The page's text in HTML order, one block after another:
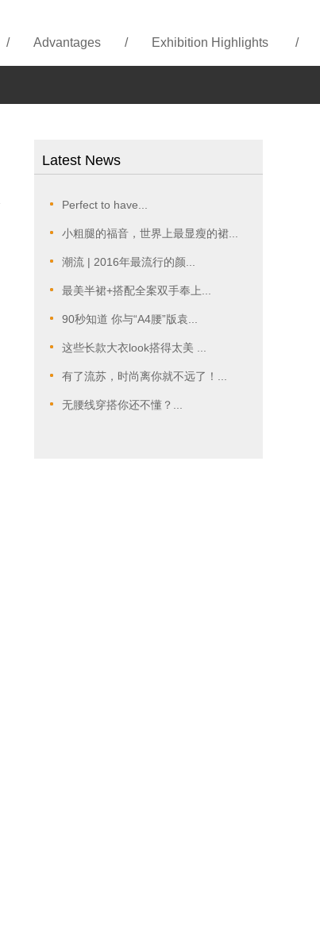
/ Advantages / Exhibition Highlights /
Latest News
Perfect to have...
小粗腿的福音，世界上最显瘦的裙...
潮流 | 2016年最流行的颜...
最美半裙+搭配全案双手奉上...
90秒知道 你与“A4腰”版袁...
这些长款大衣look搭得太美 ...
有了流苏，时尚离你就不远了！...
无腰线穿搭你还不懂？...